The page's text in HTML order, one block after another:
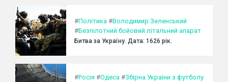
#Політика #Володимир Зеленський
#Безпілотний бойовий літальний апарат
Битва за Україну. Дата: 1626 рік.
#Росія #Одеса #Збірна України з футболу